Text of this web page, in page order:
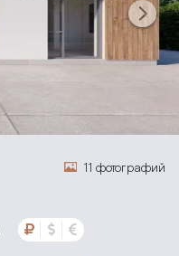
11 фотографий